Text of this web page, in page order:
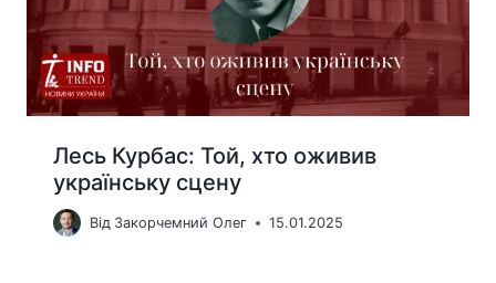
Лесь Курбас: Той, хто оживив
українську сцену
Від Закорчемний Олег 15.01.2025